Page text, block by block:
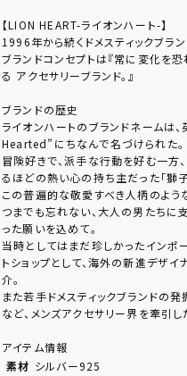
【LION HEART-ライオンハート-】
1996年から続くドメスティックブラン
ブランドコンセプトは『常に変化を
る アクセサリーブランド。』
ブランドの歴史
ライオンハートのブランドネームは
Hearted”にちなんで名づけられた。
冒険好きで、派手な行動を好む一方
るほどの熱い心の持ち主だった「獅子
この普遍的な敬愛すべき人柄のよう
つまでも忘れない、大人の男たちに
った願いを込めて。
当時としてはまだ珍しかったインポ
トショップとして、海外の新進デザ
介。
また若手ドメスティックブランドの
など、メンズアクセサリー界を牽引し
アイテム情報
素材 シルバー925